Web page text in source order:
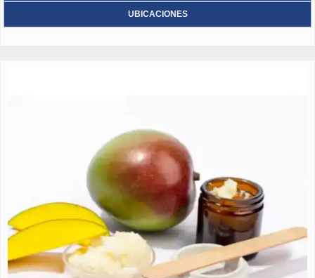
UBICACIONES